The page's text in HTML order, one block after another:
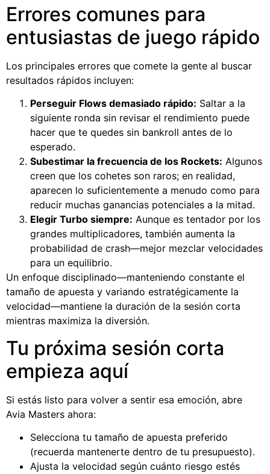
Errores comunes para
entusiastas de juego rápido
Los principales errores que comete la gente al buscar
resultados rápidos incluyen:
Perseguir Flows demasiado rápido: Saltar a la
siguiente ronda sin revisar el rendimiento puede
hacer que te quedes sin bankroll antes de lo
esperado.
Subestimar la frecuencia de los Rockets: Algunos
creen que los cohetes son raros; en realidad,
aparecen lo suficientemente a menudo como para
reducir muchas ganancias potenciales a la mitad.
Elegir Turbo siempre: Aunque es tentador por los
grandes multiplicadores, también aumenta la
probabilidad de crash—mejor mezclar velocidades
para un equilibrio.
Un enfoque disciplinado—manteniendo constante el
tamaño de apuesta y variando estratégicamente la
velocidad—mantiene la duración de la sesión corta
mientras maximiza la diversión.
Tu próxima sesión corta
empieza aquí
Si estás listo para volver a sentir esa emoción, abre
Avia Masters ahora:
Selecciona tu tamaño de apuesta preferido
(recuerda mantenerte dentro de tu presupuesto).
Ajusta la velocidad según cuánto riesgo estés